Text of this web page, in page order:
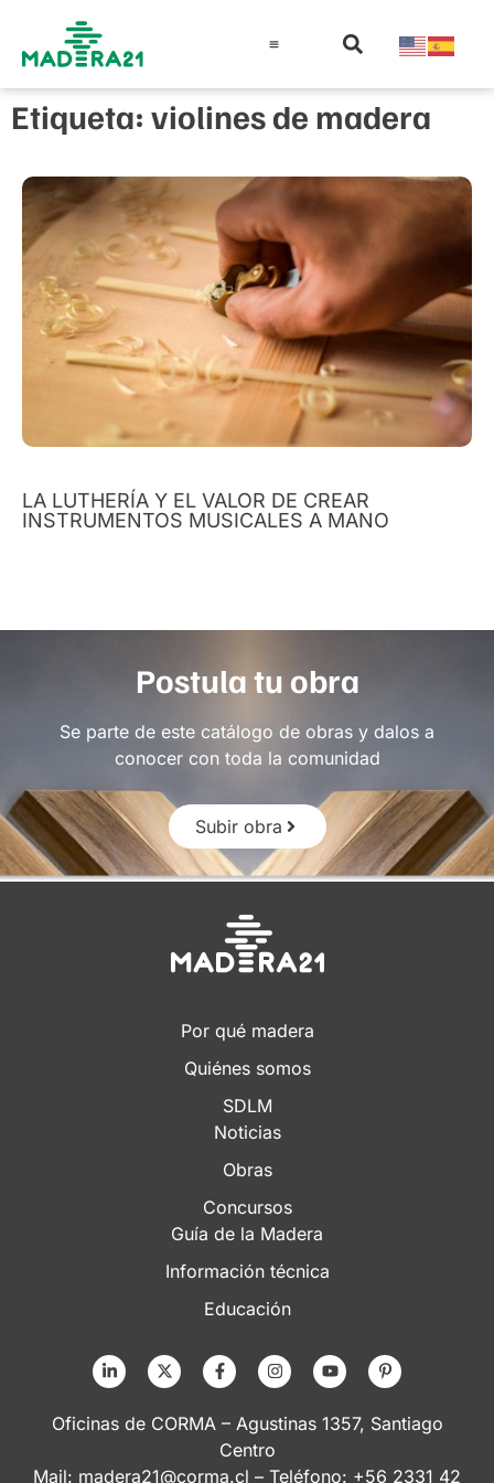
Etiqueta: violines de madera
LA LUTHERÍA Y EL VALOR DE CREAR
INSTRUMENTOS MUSICALES A MANO
Postula tu obra
Se parte de este catálogo de obras y dalos a
conocer con toda la comunidad
Subir obra
Por qué madera
Quiénes somos
SDLM
Noticias
Obras
Concursos
Guía de la Madera
Información técnica
Educación
Oficinas de CORMA – Agustinas 1357, Santiago
Centro
Mail: madera21@corma.cl – Teléfono: +56 2331 42